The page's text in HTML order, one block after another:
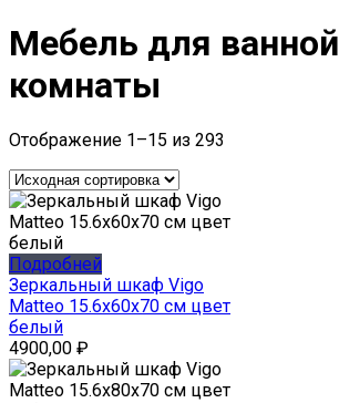
Мебель для ванной
комнаты
Отображение 1–15 из 293
Подробней
Зеркальный шкаф Vigo
Matteo 15.6x60x70 см цвет
белый
4900,00 ₽